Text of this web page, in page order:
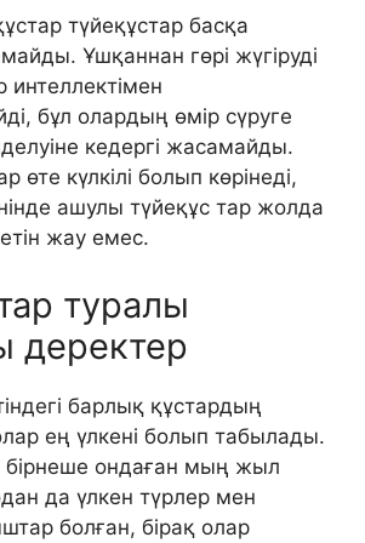
түйеқұстар басқа
Ұшқаннан гөрі жүгіруді
интеллектімен
бұл олардың өмір сүруге
кедергі жасамайды.
өте күлкілі болып көрінеді,
ашулы түйеқұс тар жолда
жау емес.
туралы
деректер
барлық құстардың
ең үлкені болып табылады.
ондаған мың жыл
да үлкен түрлер мен
болған, бірақ олар